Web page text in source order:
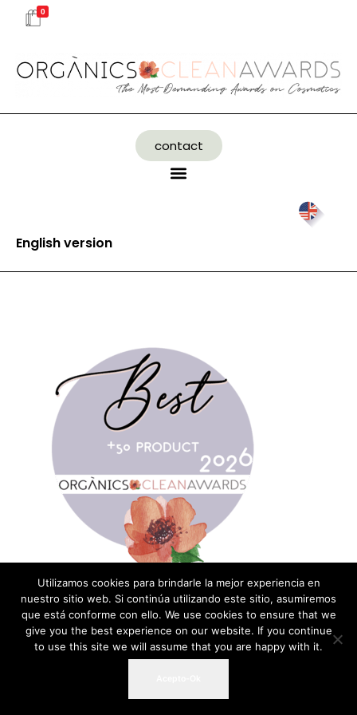
0
contact
English version
Utilizamos cookies para brindarle la mejor experiencia en
nuestro sitio web. Si continúa utilizando este sitio, asumiremos
que está conforme con ello. We use cookies to ensure that we
give you the best experience on our website. If you continue
to use this site we will assume that you are happy with it.